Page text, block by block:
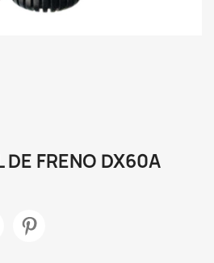
DE FRENO DX60A